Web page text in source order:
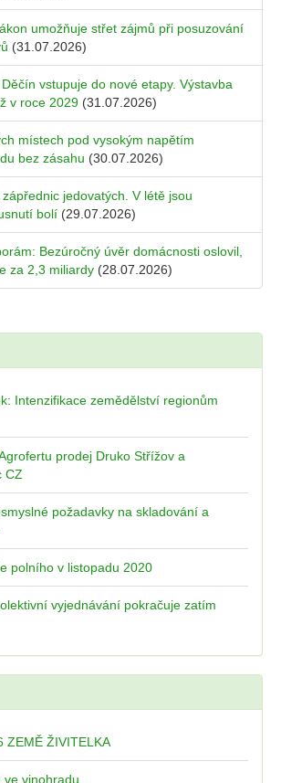
umožňuje střet zájmů při posuzování
(31.07.2026)
vstupuje do nové etapy. Výstavba
v roce 2029 (31.07.2026)
místech pod vysokým napětím
bez zásahu (30.07.2026)
jedovatých. V létě jsou
bolí (29.07.2026)
Bezúročný úvěr domácnosti oslovil,
za 2,3 miliardy (28.07.2026)
Intenzifikace zemědělství regionům
prodej Druko Střížov a
CZ
požadavky na skladování a
polního v listopadu 2020
vyjednávání pokračuje zatím
ZEMĚ ŽIVITELKA
ve vinohradu